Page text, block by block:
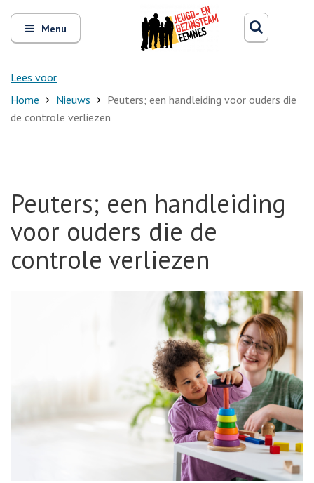
Open
en
sluit
Menu
Lees voor
Zoeken
Home Nieuws
Peuters; een handleiding voor ouders die
de controle verliezen
Peuters; een handleiding
voor ouders die de
controle verliezen